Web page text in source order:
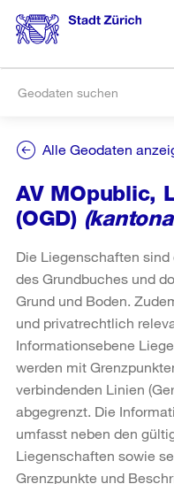
Alle Geodaten
AV MOpublic,
(OGD)
Die Liegenschaften sind
des Grundbuches und
Grund und Boden.
und privatrechtlich
Informationsebene
werden mit
verbindenden Linien
abgegrenzt. Die
umfasst neben den
Liegenschaften sowie
Grenzpunkte und